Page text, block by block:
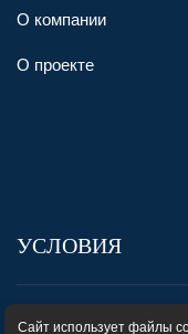
О компании
О проекте
УСЛОВИЯ
Пользовательское
Сайт использует файлы